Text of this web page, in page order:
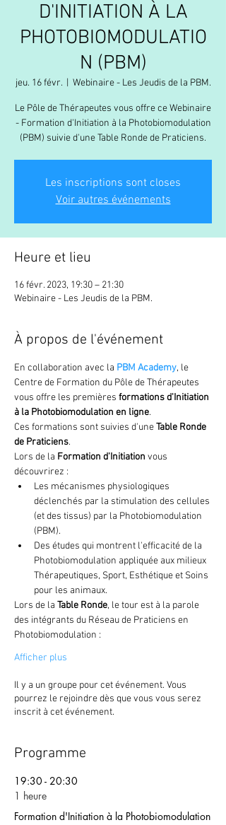
D'INITIATION À LA
PHOTOBIOMODULATIO
N (PBM)
jeu. 16 févr.
  |
Webinaire - Les Jeudis de la PBM.
Le Pôle de Thérapeutes vous offre ce Webinaire
- Formation d'Initiation à la Photobiomodulation
(PBM) suivie d'une Table Ronde de Praticiens.
Les inscriptions sont closes
Voir autres événements
Heure et lieu
16 févr. 2023, 19:30 – 21:30
Webinaire - Les Jeudis de la PBM.
À propos de l'événement
En collaboration avec la PBM Academy, le
Centre de Formation du Pôle de Thérapeutes
vous offre les premières formations d'Initiation
à la Photobiomodulation en ligne.
Ces formations sont suivies d'une Table Ronde
de Praticiens.
Lors de la Formation d'Initiation vous
découvrirez :
Les mécanismes physiologiques
déclenchés par la stimulation des cellules
(et des tissus) par la Photobiomodulation
(PBM).
Des études qui montrent l'efficacité de la
Photobiomodulation appliquée aux milieux
Thérapeutiques, Sport, Esthétique et Soins
pour les animaux.
Lors de la Table Ronde, le tour est à la parole
des intégrants du Réseau de Praticiens en
Photobiomodulation :
Afficher plus
Il y a un groupe pour cet événement. Vous
pourrez le rejoindre dès que vous vous serez
inscrit à cet événement.
Programme
19:30 - 20:30
1 heure
Formation d'Initiation à la Photobiomodulation